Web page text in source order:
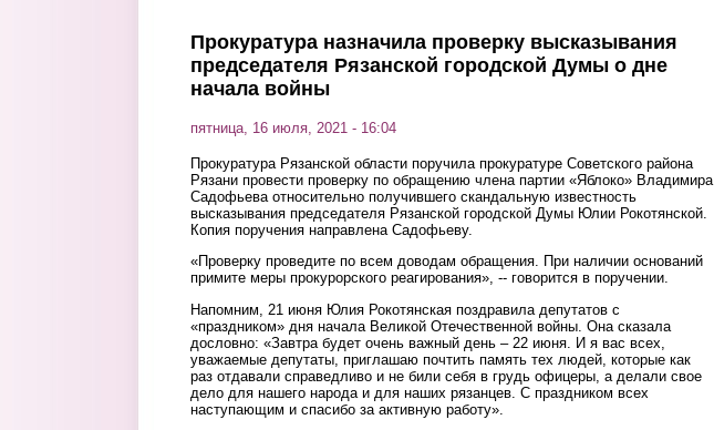
Прокуратура назначила проверку высказывания
председателя Рязанской городской Думы о дне
начала войны
пятница, 16 июля, 2021 - 16:04
Прокуратура Рязанской области поручила прокуратуре Советского района
Рязани провести проверку по обращению члена партии «Яблоко» Владимира
Садофьева относительно получившего скандальную известность
высказывания председателя Рязанской городской Думы Юлии Рокотянской.
Копия поручения направлена Садофьеву.
«Проверку проведите по всем доводам обращения. При наличии оснований
примите меры прокурорского реагирования», -- говорится в поручении.
Напомним, 21 июня Юлия Рокотянская поздравила депутатов с
«праздником» дня начала Великой Отечественной войны. Она сказала
дословно: «Завтра будет очень важный день – 22 июня. И я вас всех,
уважаемые депутаты, приглашаю почтить память тех людей, которые как
раз отдавали справедливо и не били себя в грудь офицеры, а делали свое
дело для нашего народа и для наших рязанцев. С праздником всех
наступающим и спасибо за активную работу».